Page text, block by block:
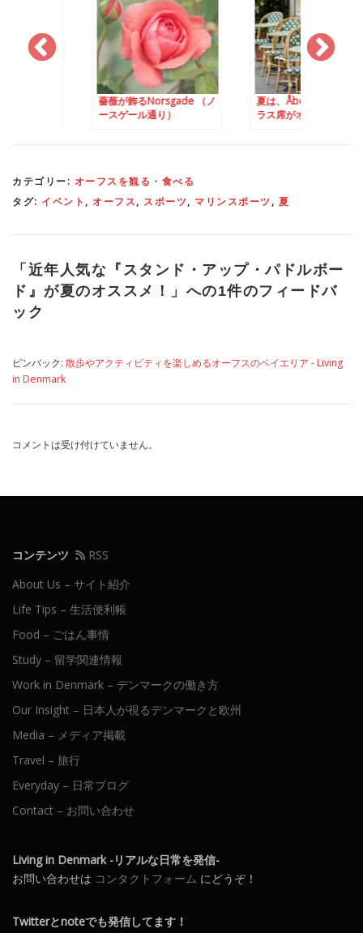
夏は、Åboulevardenのテ
ラス席がオススメ♬
デンマークで2番目
い「オーフス」の良
カテゴリー: オーフスを観る・食べる
タグ: イベント , オーフス, スポーツ, マリンスポーツ, 夏
「 近年人気な『スタンド・アップ・パドルボー
ド』が夏のオススメ！
」への1件のフィードバ
ック
ピンバック: 散歩やアクティビティを楽しめるオーフスのベイエリア - Living
in Denmark
コメントは受け付けていません。
コンテンツ
RSS
About Us – サイト紹介
Life Tips – 生活便利帳
Food – ごはん事情
Study – 留学関連情報
Work in Denmark – デンマークの働き方
Our Insight – 日本人が視るデンマークと欧州
Media – メディア掲載
Travel – 旅行
Everyday – 日常ブログ
Contact – お問い合わせ
Living in Denmark -リアルな日常を発信-
お問い合わせは コンタクトフォーム にどうぞ！
Twitterとnoteでも発信してます！